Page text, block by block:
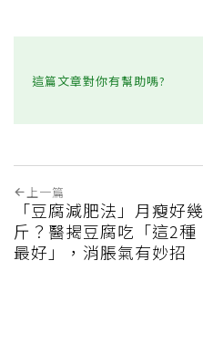
這篇文章對你有幫助嗎?
上一篇
「豆腐減肥法」月瘦好幾
斤？醫揭豆腐吃「這2種
最好」，消脹氣有妙招